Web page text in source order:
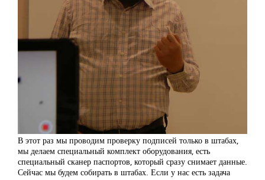
В этот раз мы проводим проверку подписей только в штабах,
мы делаем специальный комплект оборудования, есть
специальный сканер паспортов, который сразу снимает данные.
Сейчас мы будем собирать в штабах. Если у нас есть задача